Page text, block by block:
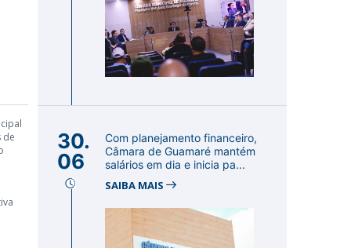
de
30.
06
Com planejamento financeiro,
Câmara de Guamaré mantém
salários em dia e inicia pa...
SAIBA MAIS